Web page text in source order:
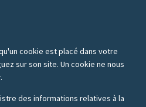
cookie est placé dans votre
sur son site. Un cookie ne nous
des informations relatives à la